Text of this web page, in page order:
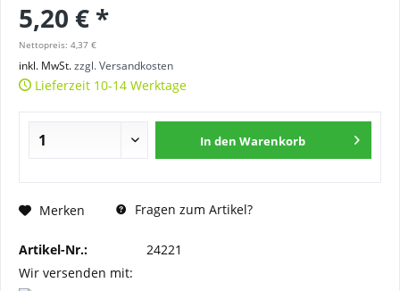
5,20 € *
Nettopreis: 4,37 €
inkl. MwSt.zzgl. Versandkosten
Lieferzeit 10-14 Werktage
In den Warenkorb
Merken Fragen zum Artikel?
Artikel-Nr.:
24221
Wir versenden mit: